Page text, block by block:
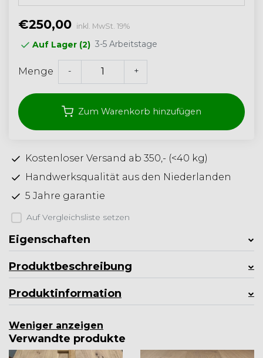
€250,00 inkl. MwSt. 19%
Auf Lager (2) 3-5 Arbeitstage
Menge - +
Zum Warenkorb hinzufügen
Kostenloser Versand ab 350,- (<40 kg)
Handwerksqualität aus den Niederlanden
5 Jahre garantie
Auf Vergleichsliste setzen
Eigenschaften
Produktbeschreibung
Produktinformation
Weniger anzeigen
Verwandte produkte